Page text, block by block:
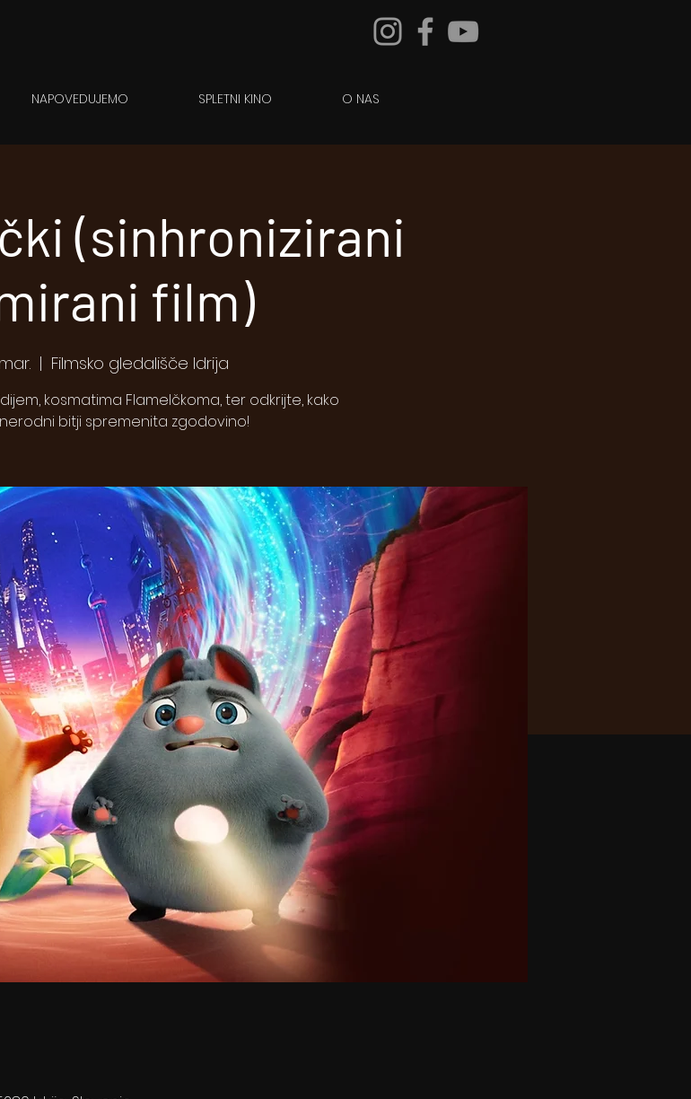
NAPOVEDUJEMO SPLETNI KINO O NAS
(sinhronizirani
film)
  |
Filmsko gledališče Idrija
kosmatima Flamelčkoma, ter odkrijte, kako
bitji spremenita zgodovino!